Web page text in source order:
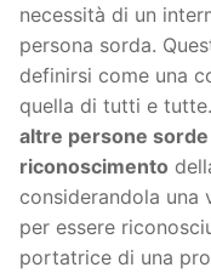
necessità di un
persona sorda.
definirsi come una
quella di tutti e
altre persone
riconoscimento
considerandola una
per essere
portatrice di una